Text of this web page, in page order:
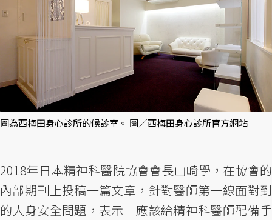
圖為西梅田身心診所的候診室。 圖／西梅田身心診所官方網站
2018年日本精神科醫院協會會長山崎學，在協會的
內部期刊上投稿一篇文章，針對醫師第一線面對到
的人身安全問題，表示「應該給精神科醫師配備手